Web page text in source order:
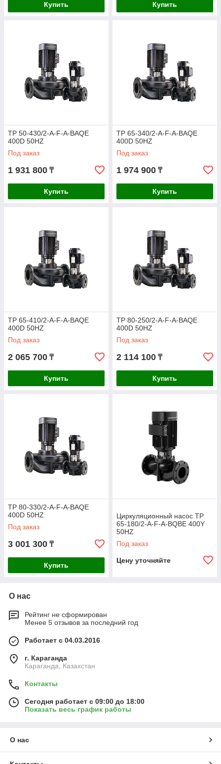
Купить Купить
TP 50-430/2-A-F-A-BAQE
400D 50HZ
Под заказ
1 931 800 ₸
Купить
TP 65-340/2-A-F-A-BAQE
400D 50HZ
Под заказ
1 974 900 ₸
Купить
TP 65-410/2-A-F-A-BAQE
400D 50HZ
Под заказ
2 065 700 ₸
Купить
TP 80-250/2-A-F-A-BAQE
400D 50HZ
Под заказ
2 114 100 ₸
Купить
TP 80-330/2-A-F-A-BAQE
400D 50HZ
Под заказ
3 001 300 ₸
Купить
Циркуляционный насос TP
65-180/2-A-F-A-BQBE 400Y
50HZ
Под заказ
Цену уточняйте
О нас
Рейтинг не сформирован
Менее 5 отзывов за последний год
Работает с 04.03.2016
г. Караганда
Караганда, Казахстан
Контакты
Сегодня работает с 09:00 до 18:00
Показать весь график работы
О нас